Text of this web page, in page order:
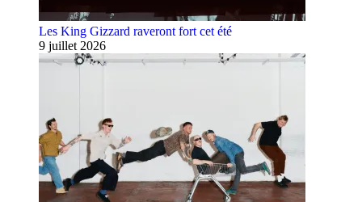
Les King Gizzard raveront fort cet été
9 juillet 2026